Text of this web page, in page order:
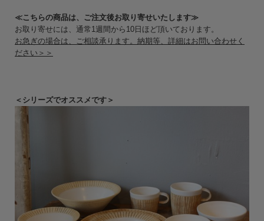
≪こちらの商品は、ご注文後お取り寄せいたします≫
お取り寄せには、通常1週間から10日ほど頂いております。
お急ぎの場合は、ご相談承ります。納期等、詳細はお問い合わせく
ださい＞＞
＜シリーズでオススメです＞